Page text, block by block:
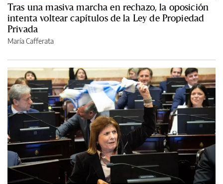
Tras una masiva marcha en rechazo, la oposición
intenta voltear capítulos de la Ley de Propiedad
Privada
María Cafferata